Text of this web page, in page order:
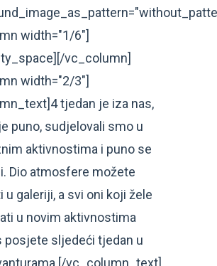
width="1/6"]
vc_column]
width="2/3"]
tjedan je iza nas,
puno, sudjelovali smo u
aktivnostima i puno se
Dio atmosfere možete
u galeriji, a svi oni koji žele
u novim aktivnostima
posjete sljedeći tjedan u
vc_column_text]